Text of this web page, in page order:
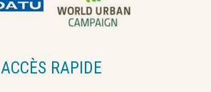
ACCÈS RAPIDE